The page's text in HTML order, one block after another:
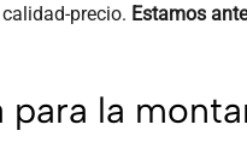
precio. Estamos
para la